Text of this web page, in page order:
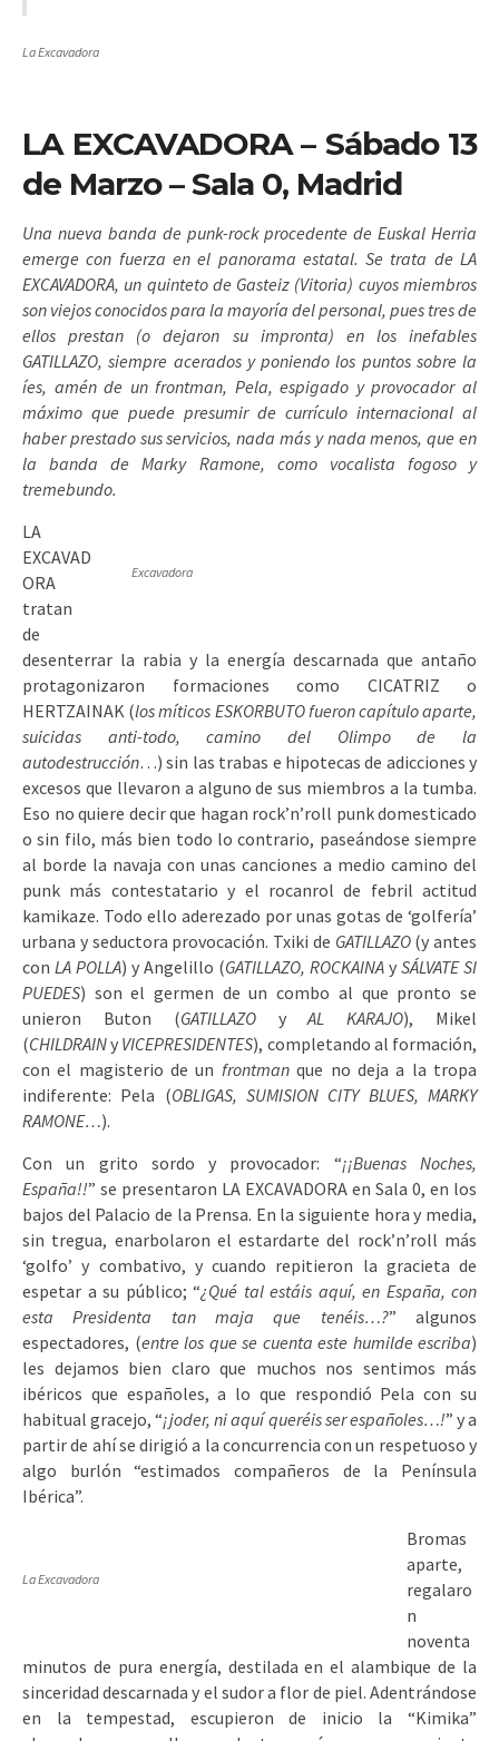
La Excavadora
LA EXCAVADORA – Sábado 13
de Marzo – Sala 0, Madrid
Una nueva banda de punk-rock procedente de Euskal Herria
emerge con fuerza en el panorama estatal. Se trata de LA
EXCAVADORA, un quinteto de Gasteiz (Vitoria) cuyos miembros
son viejos conocidos para la mayoría del personal, pues tres de
ellos prestan (o dejaron su impronta) en los inefables
GATILLAZO, siempre acerados y poniendo los puntos sobre la
íes, amén de un frontman, Pela, espigado y provocador al
máximo que puede presumir de currículo internacional al
haber prestado sus servicios, nada más y nada menos, que en
la banda de Marky Ramone, como vocalista fogoso y
tremebundo.
Excavadora
LA
EXCAVAD
ORA
tratan
de
desenterrar la rabia y la energía descarnada que antaño
protagonizaron formaciones como CICATRIZ o
HERTZAINAK (los míticos ESKORBUTO fueron capítulo aparte,
suicidas anti-todo, camino del Olimpo de la
autodestrucción…) sin las trabas e hipotecas de adicciones y
excesos que llevaron a alguno de sus miembros a la tumba.
Eso no quiere decir que hagan rock’n’roll punk domesticado
o sin filo, más bien todo lo contrario, paseándose siempre
al borde la navaja con unas canciones a medio camino del
punk más contestatario y el rocanrol de febril actitud
kamikaze. Todo ello aderezado por unas gotas de ‘golfería’
urbana y seductora provocación. Txiki de GATILLAZO(y antes
con LA POLLA) y Angelillo (GATILLAZO, ROCKAINA y SÁLVATE SI
PUEDES) son el germen de un combo al que pronto se
unieron Buton (GATILLAZOyAL KARAJO), Mikel
(CHILDRAINy VICEPRESIDENTES), completando al formación,
con el magisterio de un frontmanque no deja a la tropa
indiferente: Pela (OBLIGAS, SUMISION CITY BLUES, MARKY
RAMONE…).
Con un grito sordo y provocador: “¡¡Buenas Noches,
España!!” se presentaron LA EXCAVADORA en Sala 0, en los
bajos del Palacio de la Prensa. En la siguiente hora y media,
sin tregua, enarbolaron el estardarte del rock’n’roll más
‘golfo’ y combativo, y cuando repitieron la gracieta de
espetar a su público; “¿Qué tal estáis aquí, en España, con
esta Presidenta tan maja que tenéis…?” algunos
espectadores, (entre los que se cuenta este humilde escriba)
les dejamos bien claro que muchos nos sentimos más
ibéricos que españoles, a lo que respondió Pela con su
habitual gracejo, “¡joder, ni aquí queréis ser españoles…!” y a
partir de ahí se dirigió a la concurrencia con un respetuoso y
algo burlón “estimados compañeros de la Península
Ibérica”.
La Excavadora
Bromas
aparte,
regalaro
n
noventa
minutos de pura energía, destilada en el alambique de la
sinceridad descarnada y el sudor a flor de piel. Adentrándose
en la tempestad, escupieron de inicio la “Kimika”